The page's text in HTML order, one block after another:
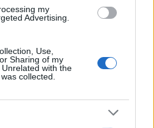
my
Advertising.
Use,
Sharing of my
with the
collected.